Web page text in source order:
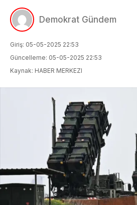
Demokrat Gündem
Giriş: 05-05-2025 22:53
Güncelleme: 05-05-2025 22:53
Kaynak: HABER MERKEZI